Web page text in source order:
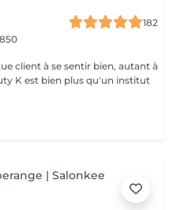
182
client à se sentir bien, autant à
K est bien plus qu'un institut